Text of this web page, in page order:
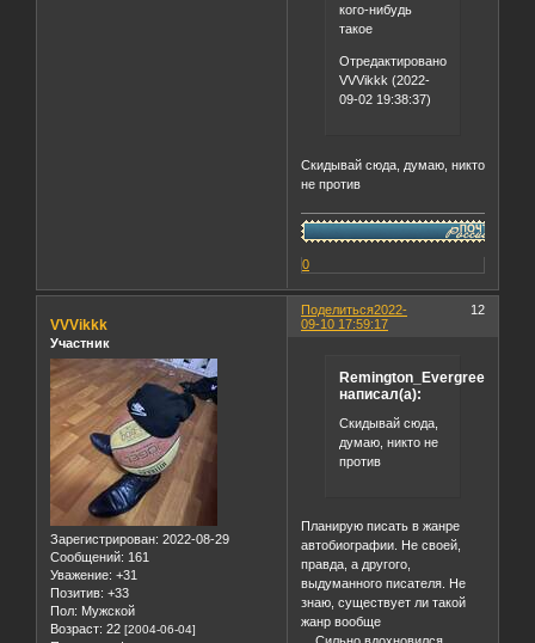
кого-нибудь
такое
Отредактировано
VVVikkk (2022-
09-02 19:38:37)
Скидывай сюда, думаю, никто
не против
0
Поделиться 12
2022-
09-10 17:59:17
VVVikkk
Участник
Зарегистрирован: 2022-08-29
Сообщений: 161
Уважение: +31
Позитив: +33
Пол: Мужской
Возраст: 22 [2004-06-04]
Remington_Evergreen
написал(а):
Скидывай сюда,
думаю, никто не
против
Планирую писать в жанре
автобиографии. Не своей,
правда, а другого,
выдуманного писателя. Не
знаю, существует ли такой
жанр вообще